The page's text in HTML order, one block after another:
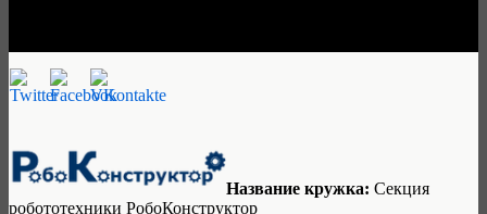
Название кружка: Секция
робототехники РобоКонструктор